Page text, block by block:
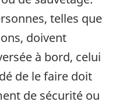
telles que
doivent
à bord, celui
de le faire doit
de sécurité ou